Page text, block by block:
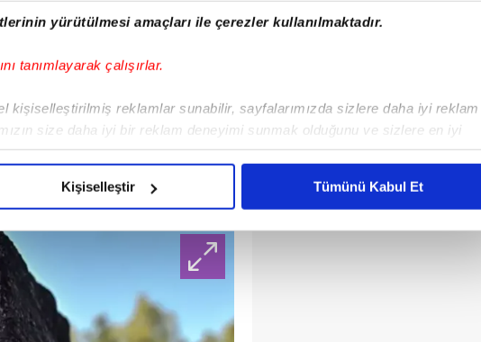
yürütülmesi amaçları ile çerezler kullanılmaktadır.
tanımlayarak çalışırlar.
kişiselleştirilmiş reklamlar sunabilir, sayfalarımızda sizlere daha iyi reklam
size daha iyi bir reklam deneyimi sunmak olduğunu ve sizlere en iyi
gösterdiğimizi ve bu noktada, reklamların maliyetlerimizi karşılamak
Sitemizde kendimize ve üçüncü kişilere ait çerezler kullanılmaktadır. Bu
olup gerekli olan çerezler bilgi toplumu hizmetlerinin sunulması
daha işlevsel kılınması ve kişiselleştirilmesi ve sizlere yönelik
sınırlı olarak açık rızanız dahilinde kullanılacaktır.
Kişiselleştir Tümünü Kabul Et